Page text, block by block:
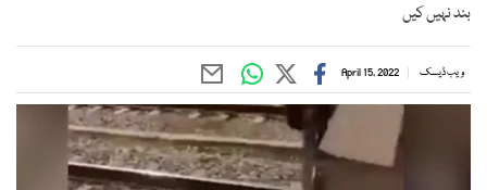
بند نہیں کیں
ویب ڈیسک April 15, 2022